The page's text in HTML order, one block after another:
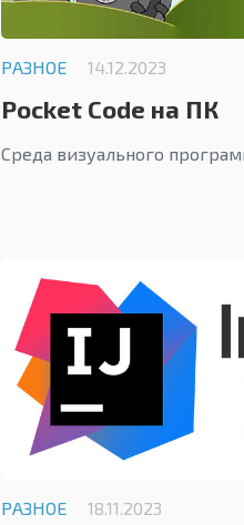
РАЗНОЕ 14.12.2023
Pocket Code на ПК
Среда визуального
РАЗНОЕ 18.11.2023